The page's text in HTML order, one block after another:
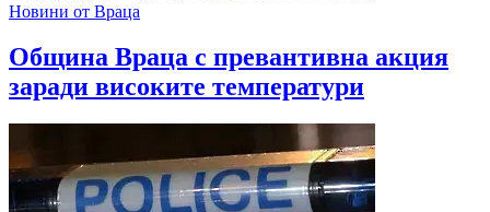
Новини от Враца
Община Враца с превантивна акция
заради високите температури